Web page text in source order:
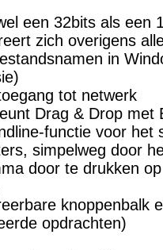
een 32bits als een
zich overigens
in
tot netwerk
Drag & Drop met
functie voor
simpelweg door
door te drukken
knoppenbalk
opdrachten)